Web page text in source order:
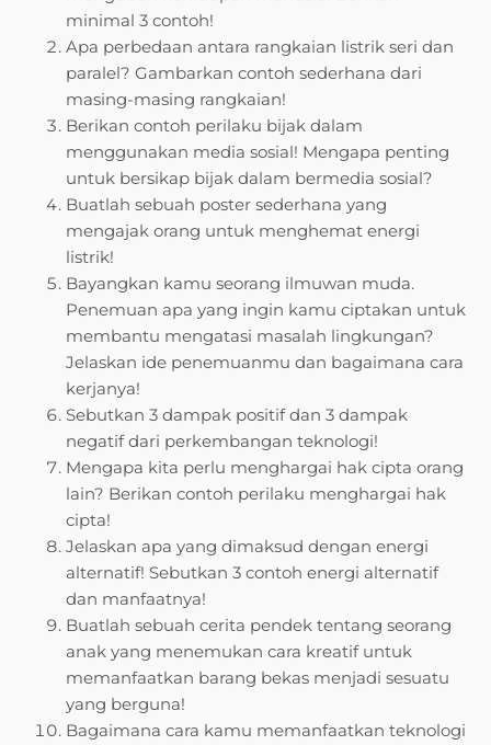
minimal 3 contoh!
Apa perbedaan antara rangkaian listrik seri dan
paralel? Gambarkan contoh sederhana dari
masing-masing rangkaian!
Berikan contoh perilaku bijak dalam
menggunakan media sosial! Mengapa penting
untuk bersikap bijak dalam bermedia sosial?
Buatlah sebuah poster sederhana yang
mengajak orang untuk menghemat energi
listrik!
Bayangkan kamu seorang ilmuwan muda.
Penemuan apa yang ingin kamu ciptakan untuk
membantu mengatasi masalah lingkungan?
Jelaskan ide penemuanmu dan bagaimana cara
kerjanya!
Sebutkan 3 dampak positif dan 3 dampak
negatif dari perkembangan teknologi!
Mengapa kita perlu menghargai hak cipta orang
lain? Berikan contoh perilaku menghargai hak
cipta!
Jelaskan apa yang dimaksud dengan energi
alternatif! Sebutkan 3 contoh energi alternatif
dan manfaatnya!
Buatlah sebuah cerita pendek tentang seorang
anak yang menemukan cara kreatif untuk
memanfaatkan barang bekas menjadi sesuatu
yang berguna!
Bagaimana cara kamu memanfaatkan teknologi